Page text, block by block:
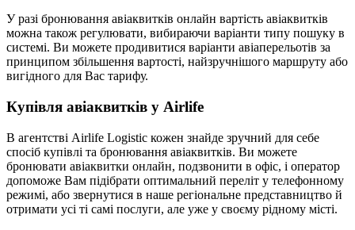
У разі бронювання авіаквитків онлайн вартість авіаквитків
можна також регулювати, вибираючи варіанти типу пошуку в
системі. Ви можете продивитися варіанти авіаперельотів за
принципом збільшення вартості, найзручнішого маршруту або
вигідного для Вас тарифу.
Купівля авіаквитків у Airlife
В агентстві Airlife Logistic кожен знайде зручний для себе
спосіб купівлі та бронювання авіаквитків. Ви можете
бронювати авіаквитки онлайн, подзвонити в офіс, і оператор
допоможе Вам підібрати оптимальний переліт у телефонному
режимі, або звернутися в наше регіональне представництво й
отримати усі ті самі послуги, але уже у своєму рідному місті.